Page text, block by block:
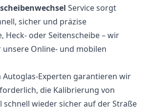
Service sorgt
sicher und präzise
Heck- oder Seitenscheibe – wir
Online- und mobilen
Experten garantieren wir
die Kalibrierung von
schnell wieder sicher auf der Straße